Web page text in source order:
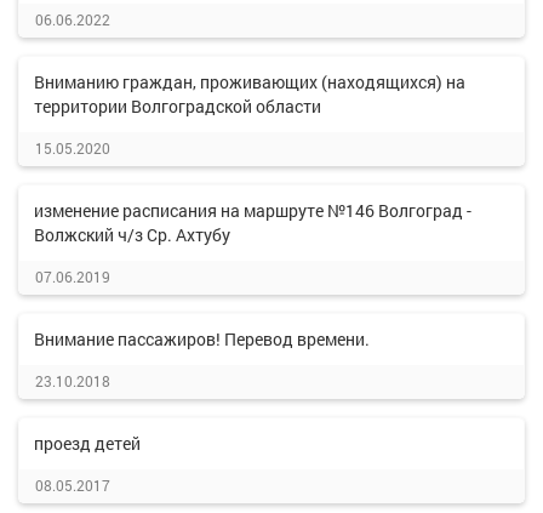
06.06.2022
Вниманию граждан, проживающих (находящихся) на
территории Волгоградской области
15.05.2020
изменение расписания на маршруте №146 Волгоград -
Волжский ч/з Ср. Ахтубу
07.06.2019
Внимание пассажиров! Перевод времени.
23.10.2018
проезд детей
08.05.2017